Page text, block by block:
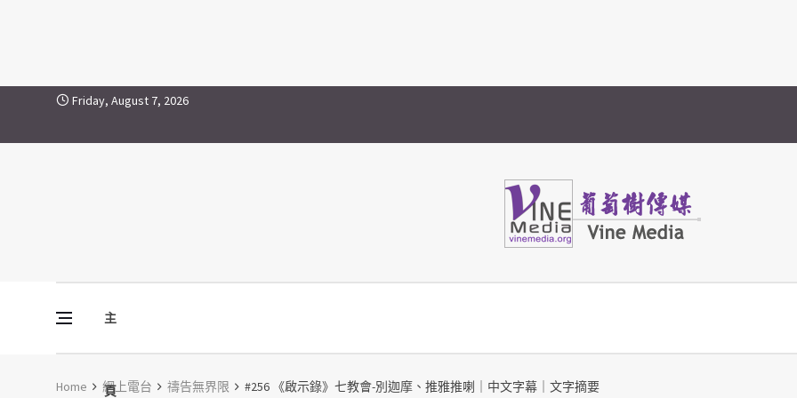
Skip to contentFriday, August 7, 2026
主
頁
Vine Media
葡萄樹傳媒
Home 網上電台 禱告無界限 #256 《啟示錄》七教會-別迦摩、推雅推喇｜中文字幕｜文字摘要